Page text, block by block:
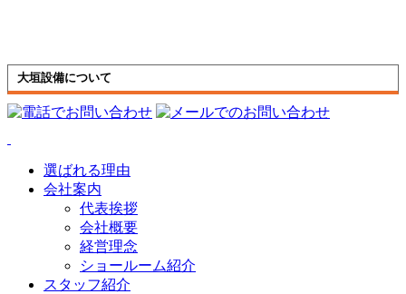
大垣設備について
選ばれる理由
会社案内
代表挨拶
会社概要
経営理念
ショールーム紹介
スタッフ紹介